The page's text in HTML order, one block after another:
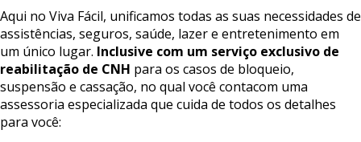
Aqui no Viva Fácil, unificamos todas as suas necessidades de
assistências, seguros, saúde, lazer e entretenimento em
um único lugar. Inclusive com um serviço exclusivo de
reabilitação de CNH para os casos de bloqueio,
suspensão e cassação, no qual você contacom uma
assessoria especializada que cuida de todos os detalhes
para você: